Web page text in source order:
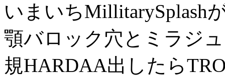
いまいちMillitarySplash
顎バロック穴とミラジ
規HARDAA出したら